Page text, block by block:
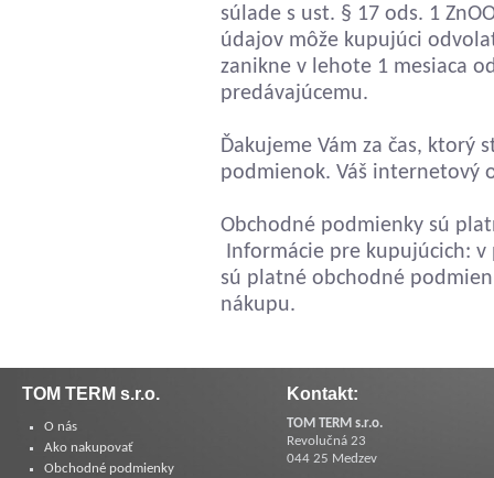
súlade s ust. § 17 ods. 1
údajov môže kupujúci
zanikne v lehote 1 mesiaca
predávajúcemu.
Ďakujeme Vám za čas, ktorý
podmienok. Váš internetový
Obchodné podmienky sú
Informácie pre kupujúcich:
sú platné obchodné
nákupu.
TOM TERM s.r.o.
O nás
Ako nakupovať
Obchodné podmienky
Kontakt:
TOM TERM s.r.o.
Revolučná 23
044 25 Medzev